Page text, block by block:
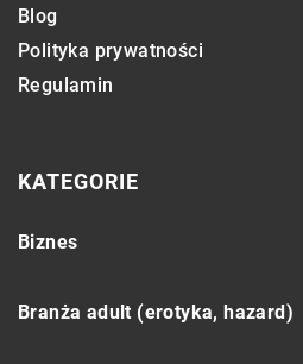
Blog
Polityka prywatności
Regulamin
KATEGORIE
Biznes
Branża adult (erotyka, hazard)